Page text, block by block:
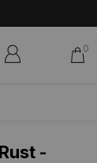
0
-